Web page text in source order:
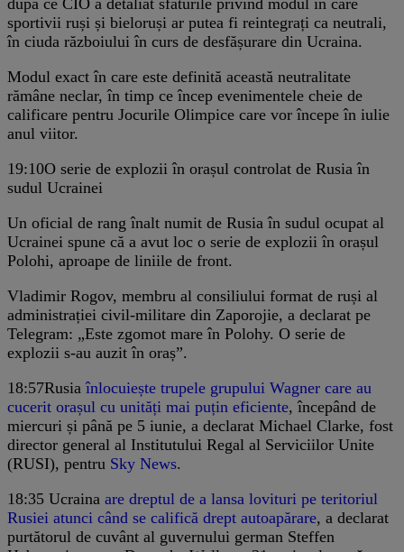
sportivii ruși și bieloruși ar putea fi reintegrați ca neutrali,
în ciuda războiului în curs de desfășurare din Ucraina.
Modul exact în care este definită această neutralitate
rămâne neclar, în timp ce încep evenimentele cheie de
calificare pentru Jocurile Olimpice care vor începe în iulie
anul viitor.
19:10O serie de explozii în orașul controlat de Rusia în
sudul Ucrainei
Un oficial de rang înalt numit de Rusia în sudul ocupat al
Ucrainei spune că a avut loc o serie de explozii în orașul
Polohi, aproape de liniile de front.
Vladimir Rogov, membru al consiliului format de ruși al
administrației civil-militare din Zaporojie, a declarat pe
Telegram: „Este zgomot mare în Polohy. O serie de
explozii s-au auzit în oraș”.
18:57Rusiaînlocuiește trupele grupului Wagner care au
cucerit orașul cu unități mai puțin eficiente, începând de
miercuri și până pe 5 iunie, a declarat Michael Clarke, fost
director general al Institutului Regal al Serviciilor Unite
(RUSI), pentru Sky News.
18:35 Ucraina are dreptul de a lansa lovituri pe teritoriul
Rusiei atunci când se califică drept autoapărare, a declarat
purtătorul de cuvânt al guvernului german Steffen